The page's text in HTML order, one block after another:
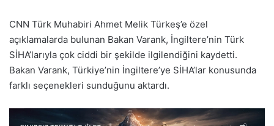
CNN Türk Muhabiri Ahmet Melik Türkeş’e özel
açıklamalarda bulunan Bakan Varank, İngiltere’nin Türk
SİHA’larıyla çok ciddi bir şekilde ilgilendiğini kaydetti.
Bakan Varank, Türkiye’nin İngiltere’ye SİHA’lar konusunda
farklı seçenekleri sunduğunu aktardı.